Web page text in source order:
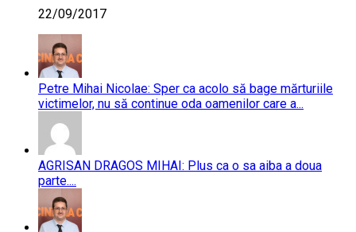
22/09/2017
Petre Mihai Nicolae: Sper ca acolo să bage mărturiile
victimelor, nu să continue oda oamenilor care a...
AGRISAN DRAGOS MIHAI: Plus ca o sa aiba a doua
parte....